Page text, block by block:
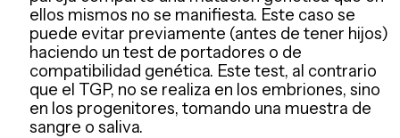
ellos mismos no se manifiesta. Este caso se
puede evitar previamente (antes de tener hijos)
haciendo un test de portadores o de
compatibilidad genética. Este test, al contrario
que el TGP, no se realiza en los embriones, sino
en los progenitores, tomando una muestra de
sangre o saliva.